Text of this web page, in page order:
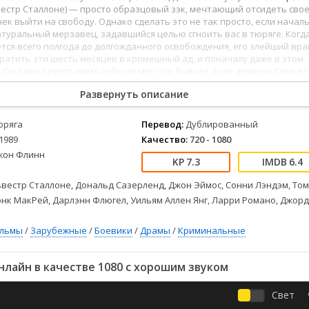
Детские
Драмы
Комедии
Спорт
Триллеры
Ужасы
2022
2021
Зарубежные
Фильмы из соцетей
Сталлоне) — просто образцовый зэк, мечтающий отсидеть
выйти на свободу. Однако сделать это не так просто, если
мерзавец, задавшийся целью сгноить вас в тюряге.
всего полгода до долгожданного освобождения, его злейший
эти шесть месяцев в кромешный ад, и поначалу даже в этом
Развернуть описание
1989
Флинн
Перевод: Дублированный
Качество: 720 - 1080
7.3 6.4
Сталлоне, Дональд Сазерленд, Джон Эймос, Сонни Лэндэм, Том
МакРей, Дарлэнн Флюгел, Уильям Аллен Янг, Ларри Романо,
/ Зарубежные /Боевики /Драмы /Криминальные
в качестве 1080 с хорошим звуком
Свет